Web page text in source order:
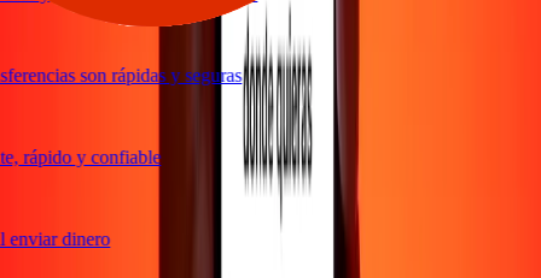
son rápidas y seguras
rápido y confiable
dinero